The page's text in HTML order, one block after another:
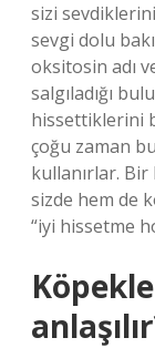
sizi
sevgi dolu
oksitosin adı
salgıladığı
hissettiklerini
çoğu zaman
kullanırlar. Bir
sizde hem de
“iyi hissetme